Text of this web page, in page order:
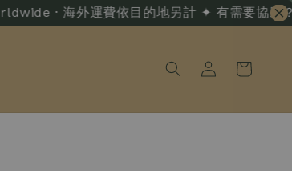
· 海外運費依目的地另計 ✦ 有需要協助？ ·